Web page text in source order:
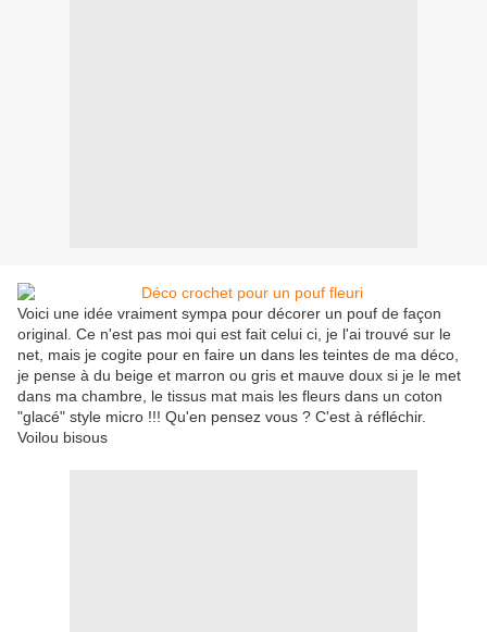
Voici une idée vraiment sympa pour décorer un pouf de façon
original. Ce n'est pas moi qui est fait celui ci, je l'ai trouvé sur le
net, mais je cogite pour en faire un dans les teintes de ma déco,
je pense à du beige et marron ou gris et mauve doux si je le met
dans ma chambre, le tissus mat mais les fleurs dans un coton
"glacé" style micro !!! Qu'en pensez vous ? C'est à réfléchir.
Voilou bisous